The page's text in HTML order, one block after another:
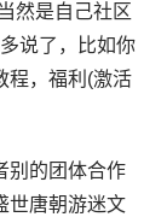
然是自己社区
说了，比如你
程，福利(激活
别的团体合作
世唐朝游迷文